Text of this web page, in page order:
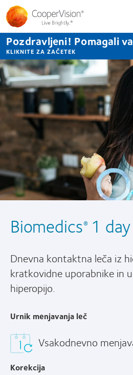
Skip
to
main
content
Pozdravljeni! Pomagali
KLIKNITE ZA ZAČETEK
Biomedics®1
Dnevna kontaktna leča iz
kratkovidne uporabnike in
hiperopijo.
Urnik menjavanja leč
Vsakodnevno
Korekcija